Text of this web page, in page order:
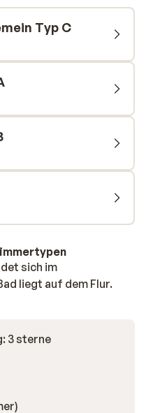
Freitag im Mini Club
Wellnessbereich
gegen eine kleine
der Sauna,
dem Whirlpool erholen.
Typ C
sich im
liegt auf dem Flur.
3 sterne